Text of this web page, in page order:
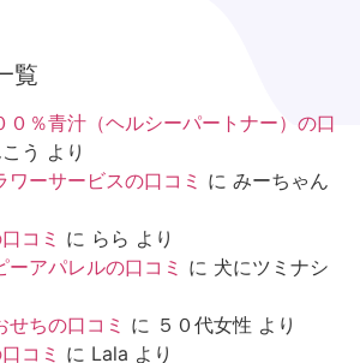
覧
０％青汁（ヘルシーパートナー）の口
う より
ワーサービスの口コミ に みーちゃん
コミ に らら より
ーアパレルの口コミ に 犬にツミナシ
せちの口コミ に ５０代女性 より
コミ に Lala より